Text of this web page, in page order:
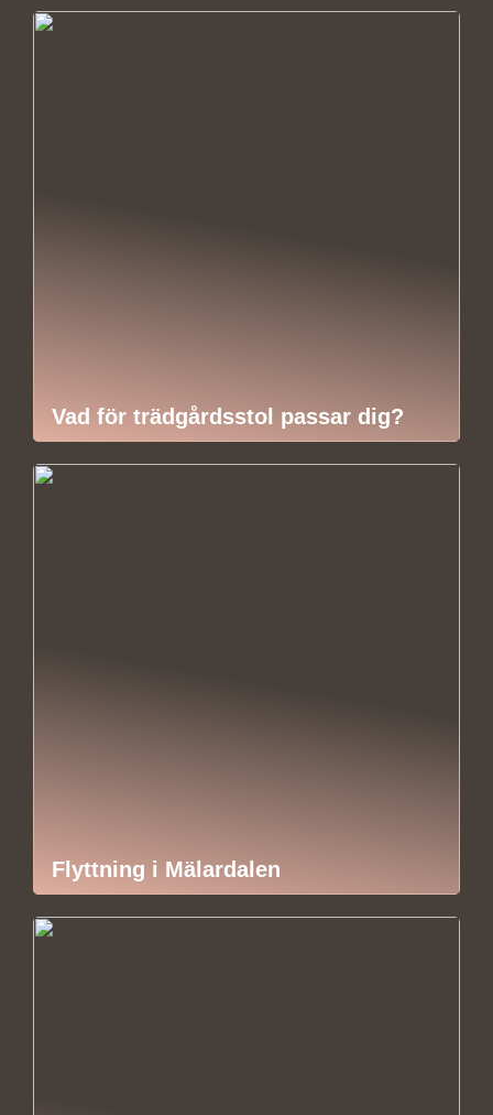
Vad för trädgårdsstol passar dig?
Flyttning i Mälardalen